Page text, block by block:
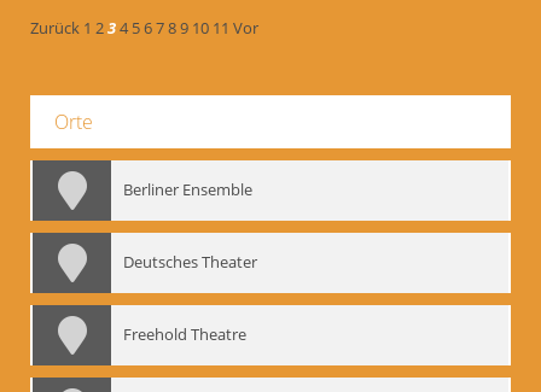
Zurück 1 234 56789 10 11 Vor
Orte
Berliner Ensemble
Deutsches Theater
Freehold Theatre